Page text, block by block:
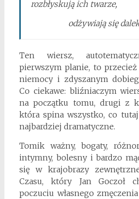
rozbłyskują ich twarze,
odżywiają się
Ten wiersz,
pierwszym planie, to
niemocy i zdyszanym
Co ciekawe: bliźniaczym
na początku tomu, drugi z
która spina wszystko, co
najbardziej dramatyczne.
Tomik ważny, bogaty,
intymny, bolesny i bardzo
się w krajobrazy
Czasu, który Jan Goczoł
poczuciu własnego